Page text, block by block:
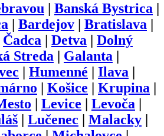
Banská Bystrica
Bardejov Bratislava
Čadca Detva
Dolný
Streda Galanta
Humenné Ilava
Košice Krupina
Levice Levoča
Lučenec Malacky